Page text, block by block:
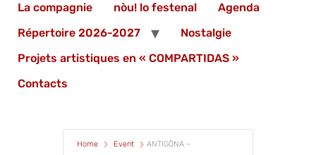
La compagnie nòu! lo festenal
Agenda
Répertoire 2026-2027
Nostalgie
Projets artistiques en « COMPARTIDAS »
Contacts
Home Event
ANTIGÒNA –